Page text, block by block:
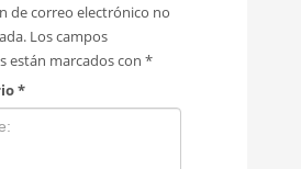
de correo electrónico no
Los campos
están marcados con *
*